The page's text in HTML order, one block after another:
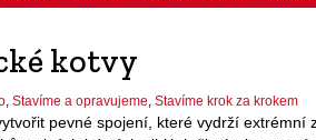
kotvy
Stavíme a opravujeme Stavíme krok za krokem
pevné spojení, které vydrží